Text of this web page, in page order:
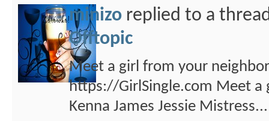
minizo replied to a
Offtopic
Meet a girl from your
https://GirlSingle.com Meet a
Kenna James Jessie Mistress...